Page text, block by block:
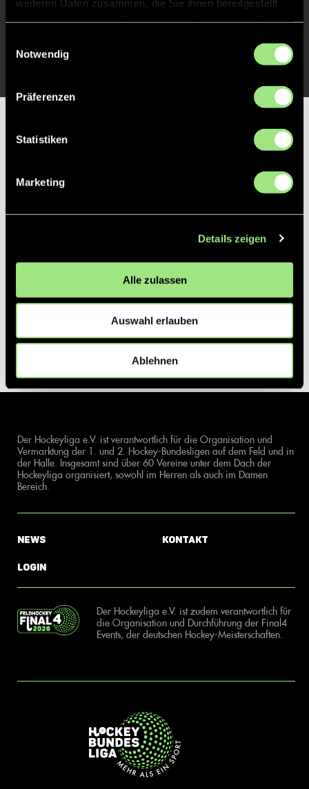
weiteren Daten zusammen, die Sie ihnen bereitgestellt
Notwendig
Präferenzen
Statistiken
Marketing
Details zeigen
Alle zulassen
Auswahl erlauben
Ablehnen
Der Hockeyliga e.V. ist verantwortlich für die Organisation und
Vermarktung der 1. und 2. Hockey-Bundesligen auf dem Feld und in
der Halle. Insgesamt sind über 60 Vereine unter dem Dach der
Hockeyliga organisiert, sowohl im Herren als auch im Damen
Bereich.
News
Login
Kontakt
Der Hockeyliga e.V. ist zudem verantwortlich für
die Organisation und Durchführung der Final4
Events, der deutschen Hockey-Meisterschaften.